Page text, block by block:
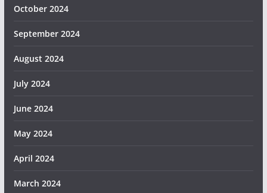
October 2024
September 2024
August 2024
July 2024
June 2024
May 2024
April 2024
March 2024